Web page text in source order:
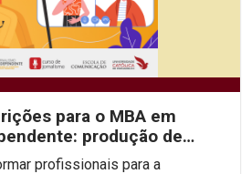
para o MBA em
produção de
profissionais para a